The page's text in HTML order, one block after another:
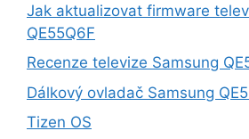
Jak aktualizovat firmware
QE55Q6F
Recenze televize Samsung
Dálkový ovladač Samsung
Tizen OS